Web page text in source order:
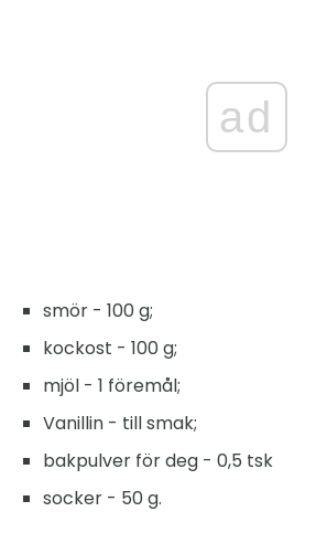
ad
smör - 100 g;
kockost - 100 g;
mjöl - 1 föremål;
Vanillin - till smak;
bakpulver för deg - 0,5 tsk
socker - 50 g.